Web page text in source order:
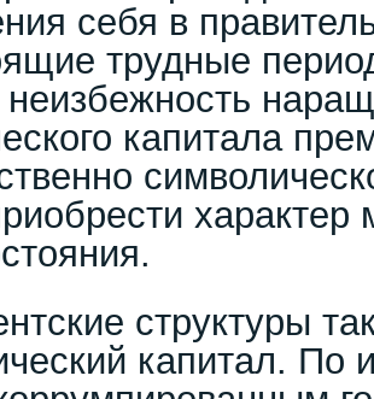
себя в
трудные
капитала
характер
структуры
капитал. По